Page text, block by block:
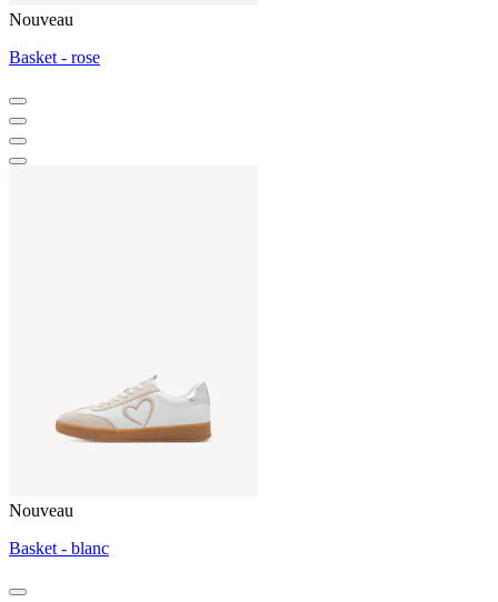
Nouveau
Basket - rose
Nouveau
Basket - blanc